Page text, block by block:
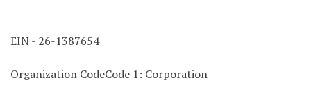
EIN - 26-1387654
Organization CodeCode 1: Corporation